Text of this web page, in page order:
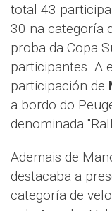
total 43
30 na categoría
proba da Copa
participantes. A
participación de
a bordo do
denominada
Ademais de
destacaba a
categoría de